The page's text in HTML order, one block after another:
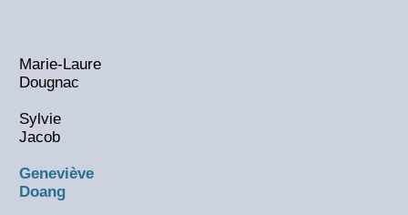
Marie-Laure
Dougnac
Sylvie
Jacob
Geneviève
Doang